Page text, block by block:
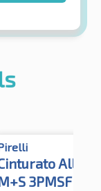
All
3PMSF TL